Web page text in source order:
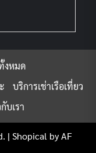
งหมด
บริการเช่าเรือเที่ยว
บเรา
| Shopical by AF